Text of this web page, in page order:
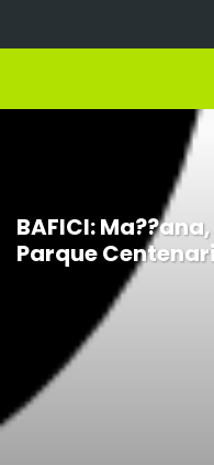
BAFICI:
Parque